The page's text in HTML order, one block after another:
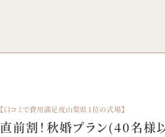
【口コミで費用満足度山梨県１位の式場】
直前割！秋婚プラン(40名様